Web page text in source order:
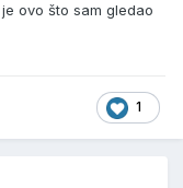
ovo što sam gledao
1